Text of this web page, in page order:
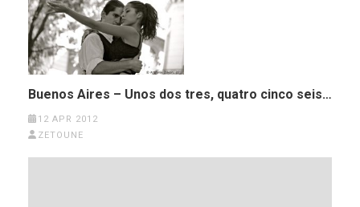
Buenos Aires – Unos dos tres, quatro cinco seis…
12 APR 2012
ZETOUNE